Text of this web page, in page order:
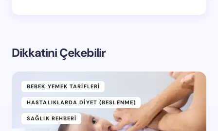
Dikkatini Çekebilir
BEBEK YEMEK TARIFLERI
HASTALIKLARDA DIYET (BESLENME)
SAĞLIK REHBERI